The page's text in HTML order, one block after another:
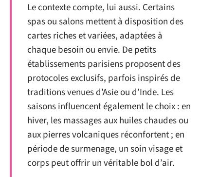
Le contexte compte, lui aussi. Certains
spas ou salons mettent à disposition des
cartes riches et variées, adaptées à
chaque besoin ou envie. De petits
établissements parisiens proposent des
protocoles exclusifs, parfois inspirés de
traditions venues d’Asie ou d’Inde. Les
saisons influencent également le choix : en
hiver, les massages aux huiles chaudes ou
aux pierres volcaniques réconfortent ; en
période de surmenage, un soin visage et
corps peut offrir un véritable bol d’air.